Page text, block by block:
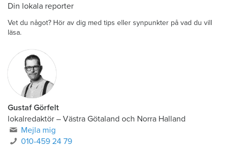
Din lokala reporter
Vet du något? Hör av dig med tips eller synpunkter på vad du vill
läsa.
Gustaf Görfelt
lokalredaktör – Västra Götaland och Norra Halland
Mejla mig
010-459 24 79